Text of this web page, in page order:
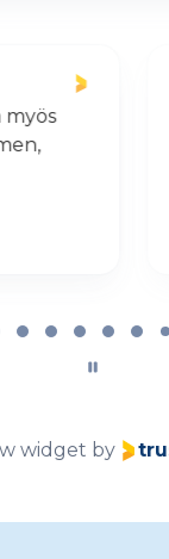
4 months ago
kätevä
widget by